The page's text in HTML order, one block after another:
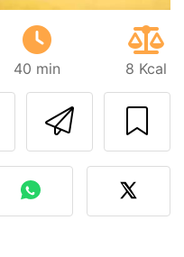
40 min 8 Kcal
Imprimir
al autor
de esta